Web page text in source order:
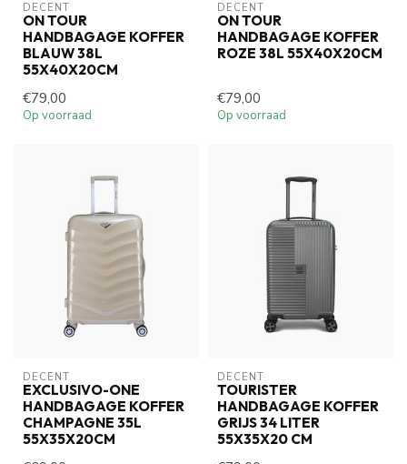
DECENT
ON TOUR
HANDBAGAGE KOFFER
BLAUW 38L
55X40X20CM
€79,00
Op voorraad
DECENT
ON TOUR
HANDBAGAGE KOFFER
ROZE 38L 55X40X20CM
€79,00
Op voorraad
DECENT
EXCLUSIVO-ONE
HANDBAGAGE KOFFER
CHAMPAGNE 35L
55X35X20CM
DECENT
TOURISTER
HANDBAGAGE KOFFER
GRIJS 34 LITER
55X35X20 CM